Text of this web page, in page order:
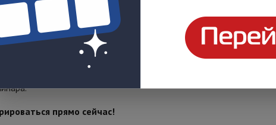
Охранного Предприятия после обновлений Центра охраны
приложение для ЧОПов – «Обслуживание клиентов».
мобильного приложения MyAlarm и сервиса «Обслуживание
прямо сейчас!